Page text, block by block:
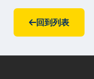
回到列表